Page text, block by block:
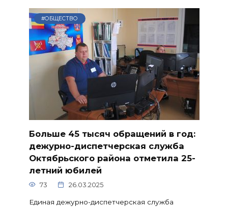
#ОБЩЕСТВО
Больше 45 тысяч обращений в год:
дежурно-диспетчерская служба
Октябрьского района отметила 25-
летний юбилей
73 26.03.2025
Единая дежурно-диспетчерская служба